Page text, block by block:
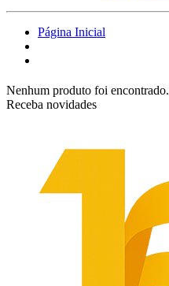
Página Inicial
Nenhum produto foi encontrado.
Receba novidades